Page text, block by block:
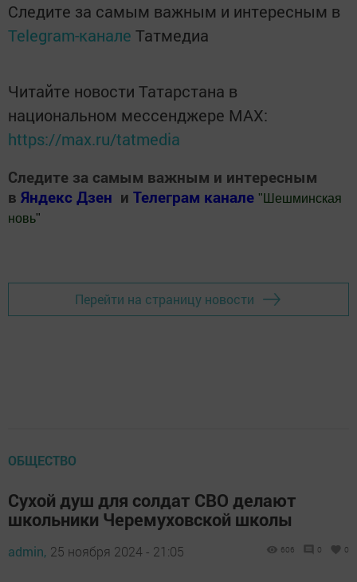
Следите за самым важным и интересным в
Telegram-канале Татмедиа
Читайте новости Татарстана в
национальном мессенджере MАХ:
https://max.ru/tatmedia
Следите за самым важным и интересным
в Яндекс Дзен и Телеграм канале " Шешминская
новь"
Перейти на страницу новости
ОБЩЕСТВО
Сухой душ для солдат СВО делают
школьники Черемуховской школы
admin, 25 ноября 2024 - 21:05 606 0 0